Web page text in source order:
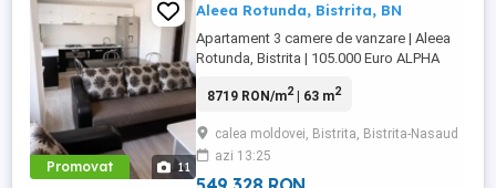
Promovat 11
Aleea Rotunda, Bistrita, BN
Apartament 3 camere de vanzare | Aleea
Rotunda, Bistrita | 105.000 Euro ALPHA
vanzare un apartament cu 3 camere,
pe Aleea Rotunda, intr-o zona linistita, cu
acces facil catre scoli, magazine, mijloace
de transport si alte ...
8719 RON/m2| 63 m2
calea moldovei, Bistrita, Bistrita-Nasaud
azi 13:25